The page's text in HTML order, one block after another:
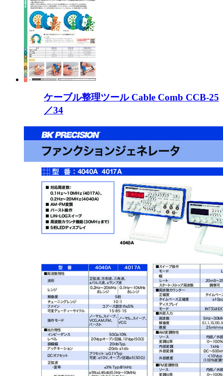
ケーブル整理ツール Cable Comb CCB-25
／34